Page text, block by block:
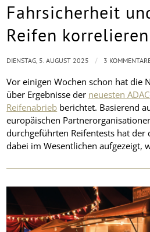
Fahrsicherheit
Reifen
Vor einigen Wochen schon hat die
über Ergebnisse der neuesten
Reifenabrieb berichtet. Basierend
europäischen
durchgeführten Reifentests hat
dabei im Wesentlichen aufgezeigt,
DIENSTAG, 5. AUGUST 2025 / 3